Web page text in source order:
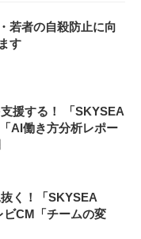
若者の自殺防止に向
す
援する！ 「SKYSEA
AI働き方分析レポー
く！「SKYSEA
CM「チームの変